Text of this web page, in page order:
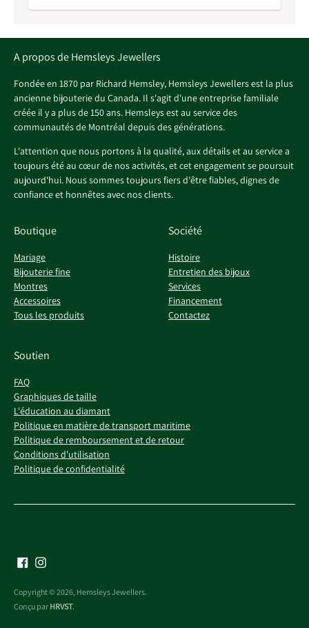
A propos de Hemsleys Jewellers
Fondée en 1870 par Richard Hemsley, Hemsleys Jewellers est la plus
ancienne bijouterie du Canada. Il s'agit d'une entreprise familiale
créée il y a plus de 150 ans. Hemsleys est au service des
communautés de Montréal depuis des générations.
L'attention que nous portons à la qualité, aux détails et au service a
toujours été au cœur de nos activités, et cet engagement se poursuit
aujourd'hui. Nous sommes toujours fiers d'être fiables, dignes de
confiance et honnêtes avec nos clients.
Mariage
Bijouterie fine
Montres
Accessoires
Tous les produits
Histoire
Entretien des bijoux
Services
Financement
Contactez
FAQ
Graphiques de taille
L'éducation au diamant
Politique en matière de transport maritime
Politique de remboursement et de retour
Conditions d'utilisation
Politique de confidentialité
Conçu par